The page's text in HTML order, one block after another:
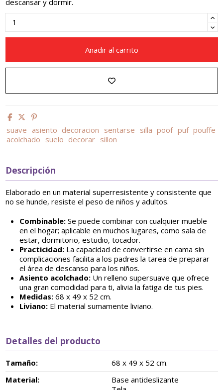
descansar y dormir.
Añadir al carrito
suave asiento decoracion sentarse silla poof puf pouffe
acolchado suelo decorar sillon
Descripción
Elaborado en un material superresistente y consistente que
no se hunde, resiste el peso de niños y adultos.
Combinable:Se puede combinar con cualquier mueble
en el hogar; aplicable en muchos lugares, como sala de
estar, dormitorio, estudio, tocador.
Practicidad: La capacidad de convertirse en cama sin
complicaciones facilita a los padres la tarea de preparar
el área de descanso para los niños.
Asiento acolchado:Un relleno supersuave que ofrece
una gran comodidad para ti, alivia la fatiga de tus pies.
Medidas:68 x 49 x 52 cm.
Liviano:El material sumamente liviano.
Detalles del producto
Tamaño:
68 x 49 x 52 cm.
Material:
Base antideslizante